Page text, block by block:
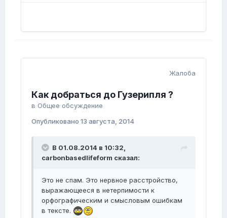
Жалоба
Как добраться до Гузерипля ?
в Общее обсуждение
Опубликовано 13 августа, 2014
В 01.08.2014 в 10:32,
carbonbasedlifeform сказал:
Это не спам. Это нервное расстройство,
выражающееся в нетерпимости к
орфографическим и смысловым ошибкам
в тексте.